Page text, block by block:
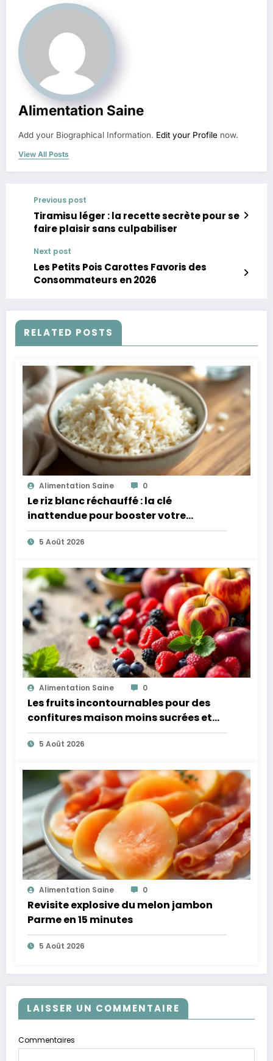
Alimentation Saine
Add your Biographical Information. Edit your Profile now.
View All Posts
Previous post
Tiramisu léger : la recette secrète pour se
faire plaisir sans culpabiliser
Next post
Les Petits Pois Carottes Favoris des
Consommateurs en 2026
RELATED POSTS
Alimentation Saine 0
Le riz blanc réchauffé : la clé
inattendue pour booster votre
microbiote
5 Août 2026
Alimentation Saine 0
Les fruits incontournables pour des
confitures maison moins sucrées et
plus légères
5 Août 2026
Alimentation Saine 0
Revisite explosive du melon jambon
Parme en 15 minutes
5 Août 2026
LAISSER UN COMMENTAIRE
Commentaires